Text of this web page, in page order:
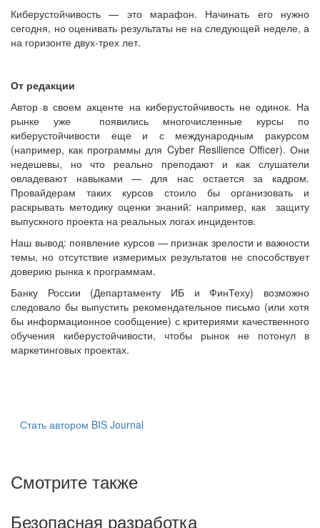
Киберустойчивость — это марафон. Начинать его нужно
сегодня, но оценивать результаты не на следующей неделе, а
на горизонте двух-трех лет.
От редакции
Автор в своем акценте на киберустойчивость не одинок. На
рынке уже появились многочисленные курсы по
киберустойчивости еще и с международным ракурсом
(например, как программы для Cyber Resilience Officer). Они
недешевы, но что реально преподают и как слушатели
овладевают навыками — для нас остается за кадром.
Провайдерам таких курсов стоило бы организовать и
раскрывать методику оценки знаний: например, как защиту
выпускного проекта на реальных логах инцидентов.
Наш вывод: появление курсов — признак зрелости и важности
темы, но отсутствие измеримых результатов не способствует
доверию рынка к программам.
Банку России (Департаменту ИБ и ФинТеху) возможно
следовало бы выпустить рекомендательное письмо (или хотя
бы информационное сообщение) с критериями качественного
обучения киберустойчивости, чтобы рынок не потонул в
маркетинговых проектах.
Стать автором BIS Journal
Смотрите также
Безопасная разработка